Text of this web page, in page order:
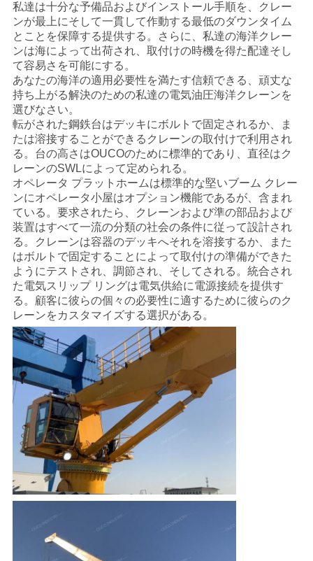
ニ
ュ
ー
ス
事
件
CONTACT
US
地
図
プ
ラ
シ
私達は十分な予備品およびインストール手順を、クレー
ンが最上にそして一貫して作動する最低のダウンタイム
とことを保障する提供する。さらに、私達の海洋クレー
ンは海によって出荷され、取付けの時機を得た配達そし
て容易さを可能にする。
あなたの海洋の適用必要性を満たす信頼できる、頑丈な
持ち上がる解決のための私達の電気油圧海洋クレーンを
選びなさい。
転がされた鋼鉄台はデッキにボルトで固定されるか、ま
たは溶接することができるクレーンの取付けで利用され
る。台の高さはOUCOのために標準的であり、直径はク
レーンのSWLによって定められる。
オペレータ プラットホームは標準的な堅いブーム クレー
ンにオペレータ小屋はオプション機能であるが、含まれ
ている。要求されたら、クレーンおよび準の部品および
装置はすべて一流の分類の社会の条件に従って設計され
る。クレーンは容器のデッキへそれを溶接するか、また
はボルトで固定することによって取付けの準備ができた
ようにテストされ、調節され、そしてされる。統合され
た電気スリップ リングは電気供給に電源接続を提供す
る。顧客に彼らの個々の必要性に適するために彼らのク
レーンをカスタマイズする選択がある。